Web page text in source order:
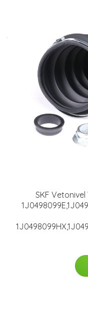
SKF Vetonivel